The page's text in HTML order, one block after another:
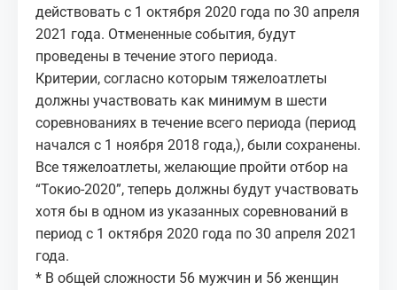
действовать с 1 октября 2020 года по 30 апреля
2021 года. Отмененные события, будут
проведены в течение этого периода.
Критерии, согласно которым тяжелоатлеты
должны участвовать как минимум в шести
соревнованиях в течение всего периода (период
начался с 1 ноября 2018 года,), были сохранены.
Все тяжелоатлеты, желающие пройти отбор на
“Токио-2020”, теперь должны будут участвовать
хотя бы в одном из указанных соревнований в
период с 1 октября 2020 года по 30 апреля 2021
года.
* В общей сложности 56 мужчин и 56 женщин